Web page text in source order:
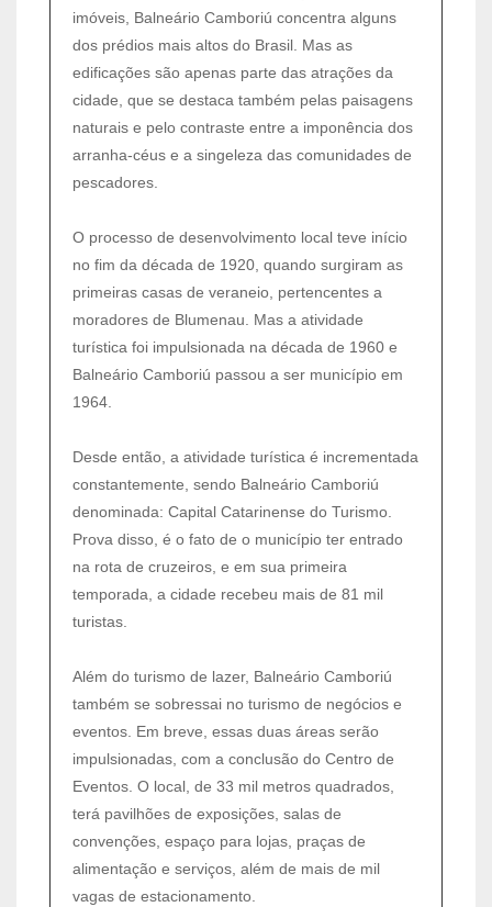
imóveis, Balneário Camboriú concentra alguns
dos prédios mais altos do Brasil. Mas as
edificações são apenas parte das atrações da
cidade, que se destaca também pelas paisagens
naturais e pelo contraste entre a imponência dos
arranha-céus e a singeleza das comunidades de
pescadores.
O processo de desenvolvimento local teve início
no fim da década de 1920, quando surgiram as
primeiras casas de veraneio, pertencentes a
moradores de Blumenau. Mas a atividade
turística foi impulsionada na década de 1960 e
Balneário Camboriú passou a ser município em
1964.
Desde então, a atividade turística é incrementada
constantemente, sendo Balneário Camboriú
denominada: Capital Catarinense do Turismo.
Prova disso, é o fato de o município ter entrado
na rota de cruzeiros, e em sua primeira
temporada, a cidade recebeu mais de 81 mil
turistas.
Além do turismo de lazer, Balneário Camboriú
também se sobressai no turismo de negócios e
eventos. Em breve, essas duas áreas serão
impulsionadas, com a conclusão do Centro de
Eventos. O local, de 33 mil metros quadrados,
terá pavilhões de exposições, salas de
convenções, espaço para lojas, praças de
alimentação e serviços, além de mais de mil
vagas de estacionamento.